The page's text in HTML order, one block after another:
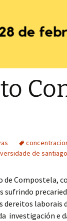
EPIPF
de
de Compostela,
sufrindo
laborais
investigación e